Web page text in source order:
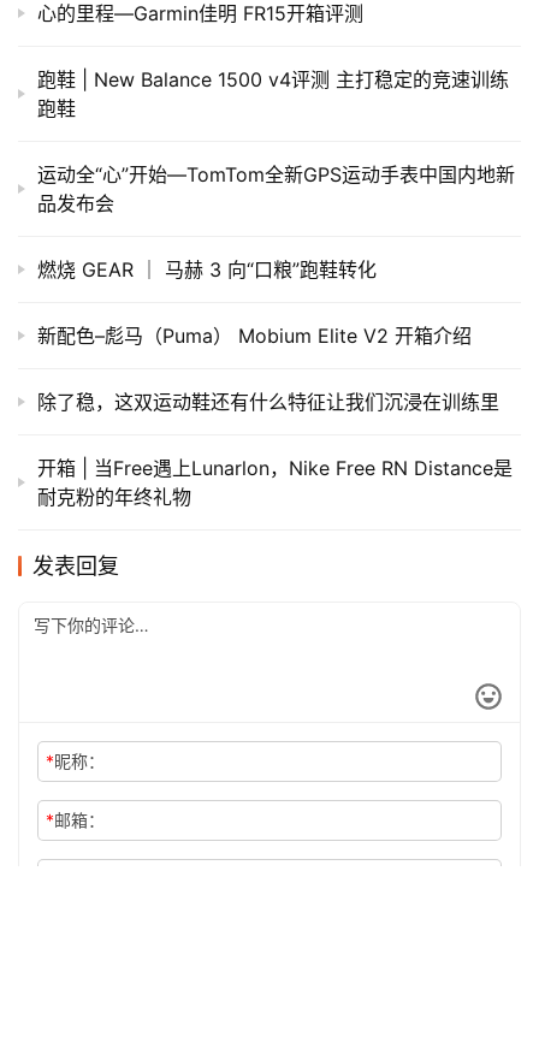
心的里程—Garmin佳明 FR15开箱评测
跑鞋 | New Balance 1500 v4评测 主打稳定的竞速训练
跑鞋
运动全“心”开始—TomTom全新GPS运动手表中国内地新
品发布会
燃烧 GEAR ｜ 马赫 3 向“口粮”跑鞋转化
新配色–彪马（Puma） Mobium Elite V2 开箱介绍
除了稳，这双运动鞋还有什么特征让我们沉浸在训练里
开箱 | 当Free遇上Lunarlon，Nike Free RN Distance是
耐克粉的年终礼物
发表回复
*昵称：
*邮箱：